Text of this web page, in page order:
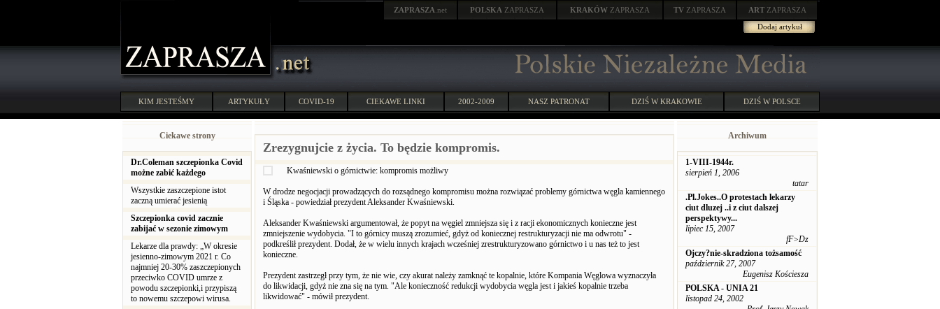
ZAPRASZA .net POLSKA ZAPRASZA KRAKÓW ZAPRASZA TV ZAPRASZA ART ZAPRASZA
Dodaj artykuł
KIM JESTEŚMY ARTYKUŁY COVID-19 CIEKAWE LINKI 2002-2009 NASZ PATRONAT DZIŚ W KRAKOWIE DZIŚ W POLSCE
Ciekawe strony
Dr.Coleman szczepionka Covid
możne zabić każdego
Wszystkie zaszczepione istot
zaczną umierać jesienią
Szczepionka covid zacznie
zabijać w sezonie zimowym
Lekarze dla prawdy: „W okresie
jesienno-zimowym 2021 r. Co
najmniej 20-30% zaszczepionych
przeciwko COVID umrze z
powodu szczepionki,i przypiszą
to nowemu szczepowi wirusa.
Zrezygnujcie z życia. To będzie kompromis.
Kwaśniewski o górnictwie: kompromis możliwy
W drodze negocjacji prowadzących do rozsądnego kompromisu można rozwiązać problemy górnictwa węgla kamiennego
i Śląska - powiedział prezydent Aleksander Kwaśniewski.
Aleksander Kwaśniewski argumentował, że popyt na węgiel zmniejsza się i z racji ekonomicznych konieczne jest
zmniejszenie wydobycia. "I to górnicy muszą zrozumieć, gdyż od koniecznej restrukturyzacji nie ma odwrotu" -
podkreślił prezydent. Dodał, że w wielu innych krajach wcześniej zrestrukturyzowano górnictwo i u nas też to jest
konieczne.
Prezydent zastrzegł przy tym, że nie wie, czy akurat należy zamknąć te kopalnie, które Kompania Węglowa wyznaczyła
do likwidacji, gdyż nie zna się na tym. "Ale konieczność redukcji wydobycia węgla jest i jakieś kopalnie trzeba
likwidować" - mówił prezydent.
Archiwum
1-VIII-1944r.
sierpień 1, 2006
tatar
.Pl.Jokes..O protestach lekarzy
ciut dluzej ..i z ciut dalszej
perspektywy...
lipiec 15, 2007
fF>Dz
Ojczy?nie-skradziona tożsamość
październik 27, 2007
Eugenisz Kościesza
POLSKA - UNIA 21
listopad 24, 2002